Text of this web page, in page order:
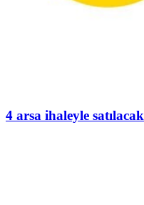
4 arsa ihaleyle satılacak